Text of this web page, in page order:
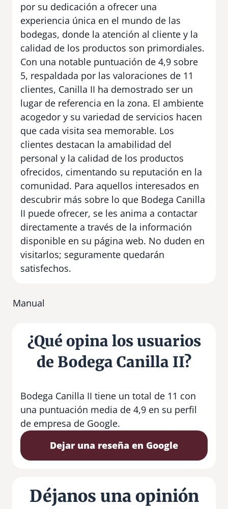
por su dedicación a ofrecer una
experiencia única en el mundo de las
bodegas, donde la atención al cliente y la
calidad de los productos son primordiales.
Con una notable puntuación de 4,9 sobre
5, respaldada por las valoraciones de 11
clientes, Canilla II ha demostrado ser un
lugar de referencia en la zona. El ambiente
acogedor y su variedad de servicios hacen
que cada visita sea memorable. Los
clientes destacan la amabilidad del
personal y la calidad de los productos
ofrecidos, cimentando su reputación en la
comunidad. Para aquellos interesados en
descubrir más sobre lo que Bodega Canilla
II puede ofrecer, se les anima a contactar
directamente a través de la información
disponible en su página web. No duden en
visitarlos; seguramente quedarán
satisfechos.
Manual
¿Qué opina los usuarios
de Bodega Canilla II?
Bodega Canilla II tiene un total de 11 con
una puntuación media de 4,9 en su perfil
de empresa de Google.
Dejar una reseña en Google
Déjanos una opinión